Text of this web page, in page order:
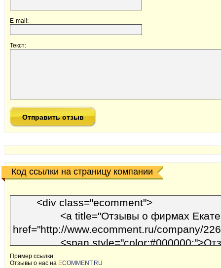
E-mail:
Текст:
Код ссылки на страницу компании
Пример ссылки:
Отзывы o наc на ECOMMENT.RU